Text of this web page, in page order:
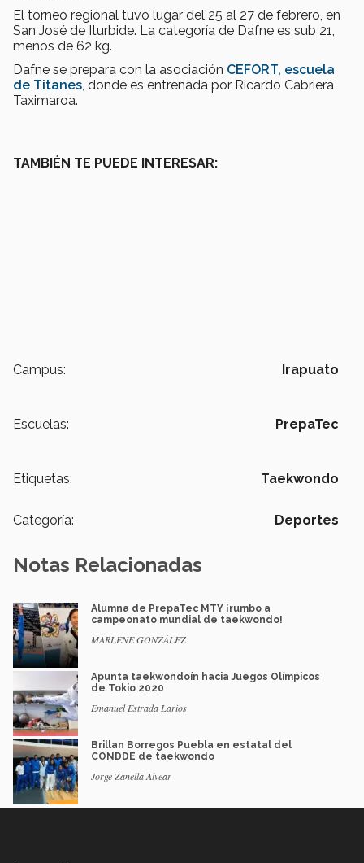
El torneo regional tuvo lugar del 25 al 27 de febrero, en
San José de Iturbide. La categoría de Dafne es sub 21,
menos de 62 kg.
Dafne se prepara con la asociación CEFORT, escuela
de Titanes , donde es entrenada por Ricardo Cabriera
Taximaroa.
TAMBIÉN TE PUEDE INTERESAR:
Campus: Irapuato
Escuelas: PrepaTec
Etiquetas: Taekwondo
Categoría: Deportes
Notas Relacionadas
Alumna de PrepaTec MTY ¡rumbo a
campeonato mundial de taekwondo!
MARLENE GONZÁLEZ
Apunta taekwondoín hacia Juegos Olímpicos
de Tokio 2020
Emanuel Estrada Larios
Brillan Borregos Puebla en estatal del
CONDDE de taekwondo
Jorge Zanella Alvear